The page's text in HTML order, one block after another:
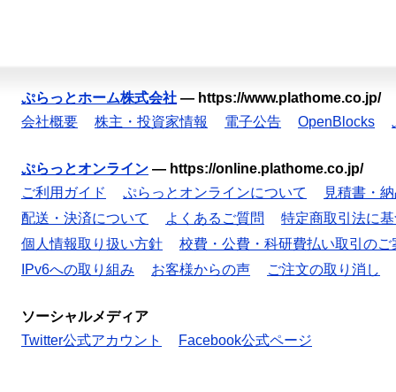
ぷらっとホーム株式会社 — https://www.plathome.co.jp/
会社概要
株主・投資家情報 電子公告 OpenBlocks
ぷらっとオンライン — https://online.plathome.co.jp/
ご利用ガイド
ぷらっとオンラインについて
見積書・
配送・決済について
よくあるご質問
特定商取引法に
個人情報取り扱い方針
校費・公費・科研費払い取引のご
IPv6への取り組み
お客様からの声 ご注文の取り消し
ソーシャルメディア
Twitter公式アカウント
Facebook公式ページ